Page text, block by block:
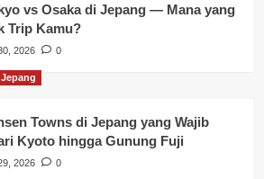
vs Osaka di Jepang — Mana yang
Trip Kamu?
2026 0
Towns di Jepang yang Wajib
Kyoto hingga Gunung Fuji
2026 0